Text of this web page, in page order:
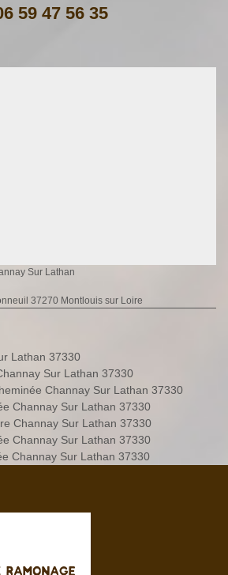
59 47 56 35
Sur Lathan
37270 Montlouis sur Loire
Lathan 37330
Sur Lathan 37330
Channay Sur Lathan 37330
Channay Sur Lathan 37330
Channay Sur Lathan 37330
Channay Sur Lathan 37330
Channay Sur Lathan 37330